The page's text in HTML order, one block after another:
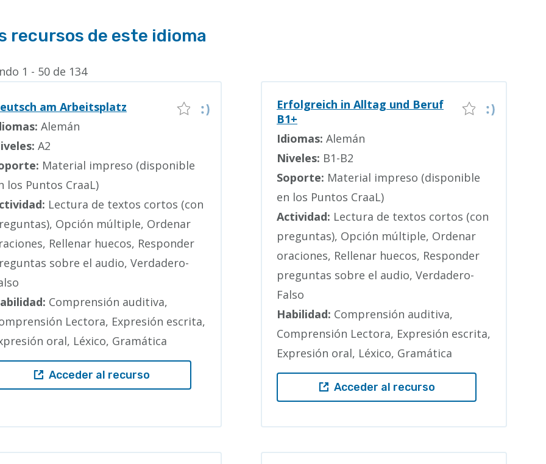
recursos de este idioma
1 - 50 de 134
am Arbeitsplatz
Alemán
A2
Material impreso (disponible
los Puntos CraaL)
Lectura de textos cortos (con
Opción múltiple, Ordenar
Rellenar huecos, Responder
sobre el audio, Verdadero-
Comprensión auditiva,
Lectora, Expresión escrita,
oral, Léxico, Gramática
Acceder al recurso
Erfolgreich in Alltag und Beruf
B1+
Idiomas: Alemán
Niveles: B1-B2
Soporte: Material impreso (disponible
en los Puntos CraaL)
Actividad: Lectura de textos cortos (con
preguntas), Opción múltiple, Ordenar
oraciones, Rellenar huecos, Responder
preguntas sobre el audio, Verdadero-
Falso
Habilidad: Comprensión auditiva,
Comprensión Lectora, Expresión escrita,
Expresión oral, Léxico, Gramática
Acceder al recurso